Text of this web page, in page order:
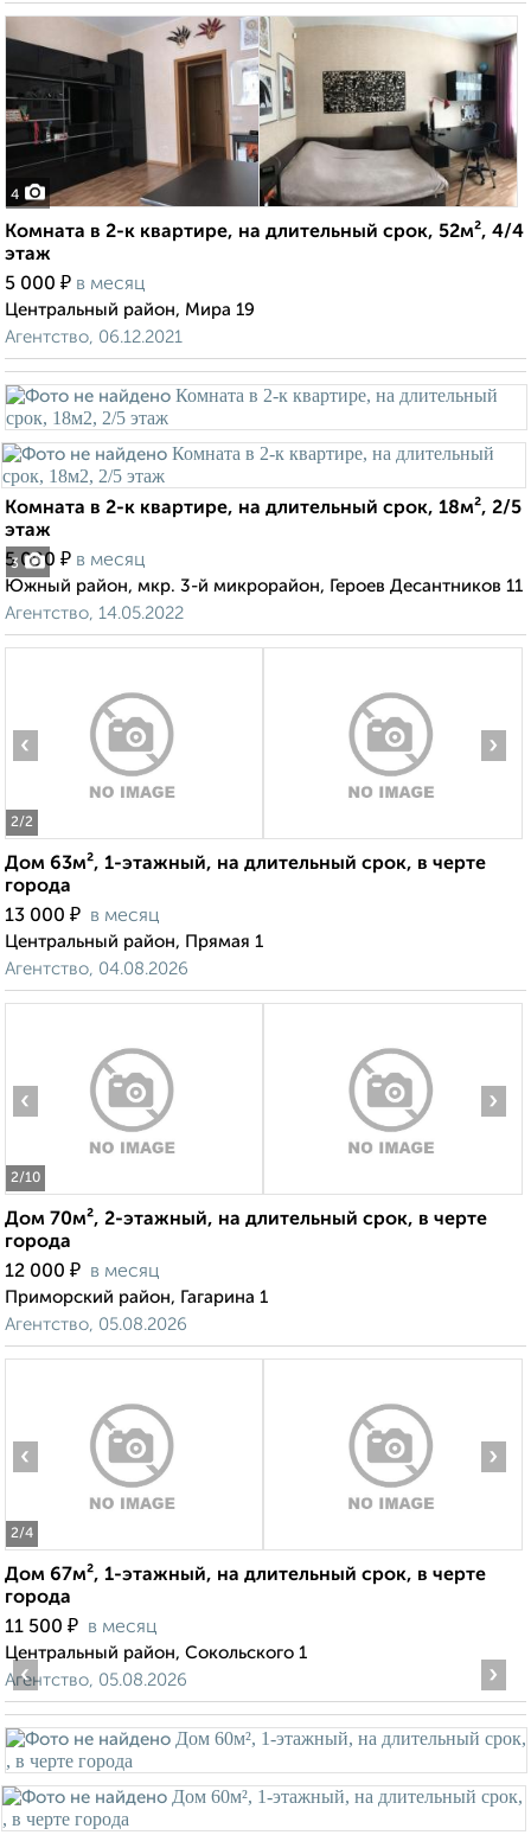
4
Комната в 2-к квартире, на длительный срок, 52м², 4/4
этаж
5 000 ₽ в месяц
Центральный район, Мира 19
Агентство, 06.12.2021
3
Комната в 2-к квартире, на длительный срок, 18м², 2/5
этаж
5 000 ₽ в месяц
Южный район, мкр. 3-й микрорайон, Героев Десантников 11
Агентство, 14.05.2022
2/2
‹ ›
Дом 63м², 1-этажный, на длительный срок, в черте
города
13 000 ₽ в месяц
Центральный район, Прямая 1
Агентство, 04.08.2026
2/10
‹ ›
Дом 70м², 2-этажный, на длительный срок, в черте
города
12 000 ₽ в месяц
Приморский район, Гагарина 1
Агентство, 05.08.2026
2/4
‹ ›
Дом 67м², 1-этажный, на длительный срок, в черте
города
11 500 ₽ в месяц
Центральный район, Сокольского 1
Агентство, 05.08.2026
‹ ›